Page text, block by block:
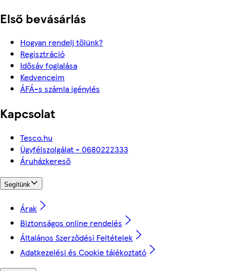
Első bevásárlás
Hogyan rendelj tőlünk?
Regisztráció
Idősáv foglalása
Kedvenceim
ÁFÁ-s számla igénylés
Kapcsolat
Tesco.hu
Ügyfélszolgálat - 0680222333
Áruházkereső
Segítünk
Árak
Biztonságos online rendelés
Általános Szerződési Feltételek
Adatkezelési és Cookie tájékoztató